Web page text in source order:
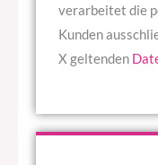
verarbeitet die
Kunden
X geltenden